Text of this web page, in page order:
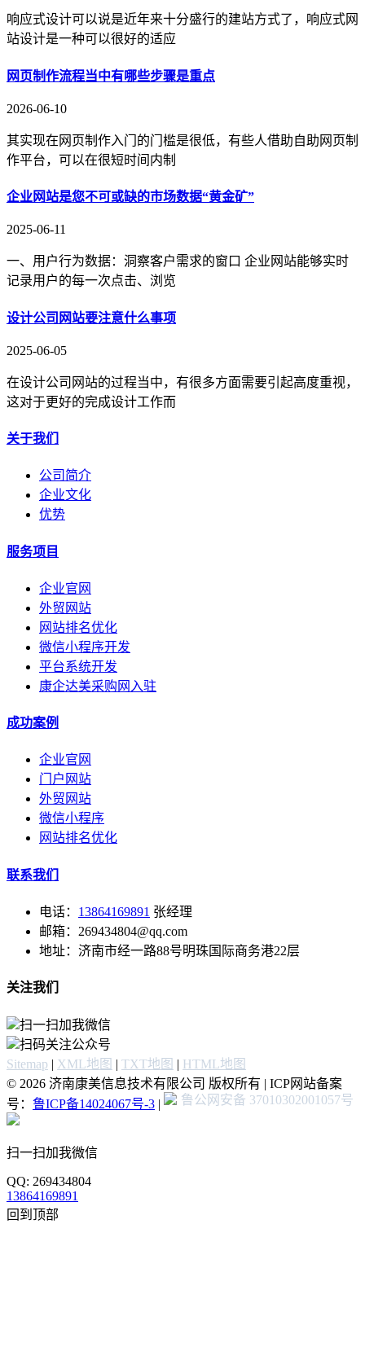
响应式设计可以说是近年来十分盛行的建站方式了，响应式网
站设计是一种可以很好的适应
网页制作流程当中有哪些步骤是重点
2026-06-10
其实现在网页制作入门的门槛是很低，有些人借助自助网页制
作平台，可以在很短时间内制
企业网站是您不可或缺的市场数据“黄金矿”
2025-06-11
一、用户行为数据：洞察客户需求的窗口 企业网站能够实时
记录用户的每一次点击、浏览
设计公司网站要注意什么事项
2025-06-05
在设计公司网站的过程当中，有很多方面需要引起高度重视，
这对于更好的完成设计工作而
关于我们
公司简介
企业文化
优势
服务项目
企业官网
外贸网站
网站排名优化
微信小程序开发
平台系统开发
康企达美采购网入驻
成功案例
企业官网
门户网站
外贸网站
微信小程序
网站排名优化
联系我们
电话： 13864169891 张经理
邮箱：269434804@qq.com
地址：济南市经一路88号明珠国际商务港22层
关注我们
扫一扫加我微信
扫码关注公众号
Sitemap | XML地图 | TXT地图 | HTML地图
© 2026 济南康美信息技术有限公司 版权所有 | ICP网站备案
号： 鲁ICP备14024067号-3 | 鲁公网安备 37010302001057号
扫一扫加我微信
QQ: 269434804
13864169891
回到顶部